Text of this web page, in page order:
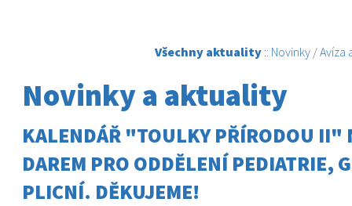
Všechny aktuality :: Novinky /Avíza
Novinky a aktuality
KALENDÁŘ "TOULKY PŘÍRODOU II"
DAREM PRO ODDĚLENÍ PEDIATRIE,
PLICNÍ. DĚKUJEME!